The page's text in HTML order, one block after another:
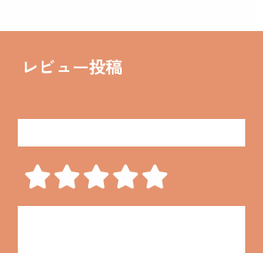
レビュー投稿